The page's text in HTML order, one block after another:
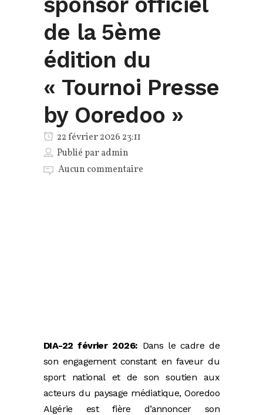
de la 5ème
édition du
« Tournoi Presse
by Ooredoo »
22 février 2026 23:11
Publié paradmin
Aucun commentaire
DIA-22 février 2026: Dans le cadre de
son engagement constant en faveur du
sport national et de son soutien aux
acteurs du paysage médiatique, Ooredoo
Algérie est fière d’annoncer son